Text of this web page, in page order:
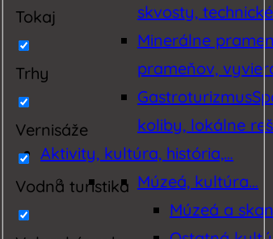
Tokaj
Trhy
Vernisáže
Vodná turistika
skvosty,
Minerálne
prameňov,
Gastroturizmus
koliby, lokálne
Aktivity, kultúra, história,…
Múzeá, kultúra…
Múzeá a